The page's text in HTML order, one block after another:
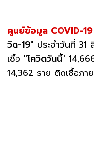
ศูนย์ข้อมูล COVID-19
วิด-19" ประจำวันที่
เชื้อ "โควิดวันนี้"
14,362 ราย ติดเชื้อภ